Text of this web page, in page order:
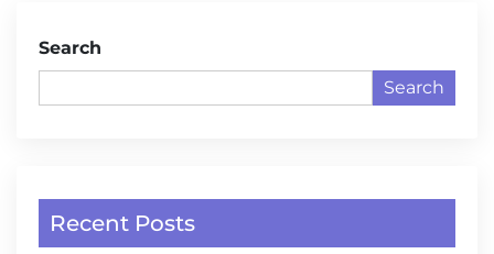
Search
Search
Recent Posts